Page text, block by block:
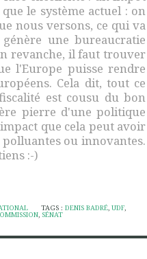
le système actuel : on
nous versons, ce qui va
une bureaucratie
revanche, il faut trouver
l'Europe puisse rendre
Cela dit, tout ce
est cousu du bon
pierre d'une politique
que cela peut avoir
ou innovantes.
:-)
TAGS :DENIS BADRÉ,UDF,
, SÉNAT